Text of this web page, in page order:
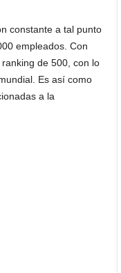
constante a tal punto
empleados. Con
de 500, con lo
Es así como
a la